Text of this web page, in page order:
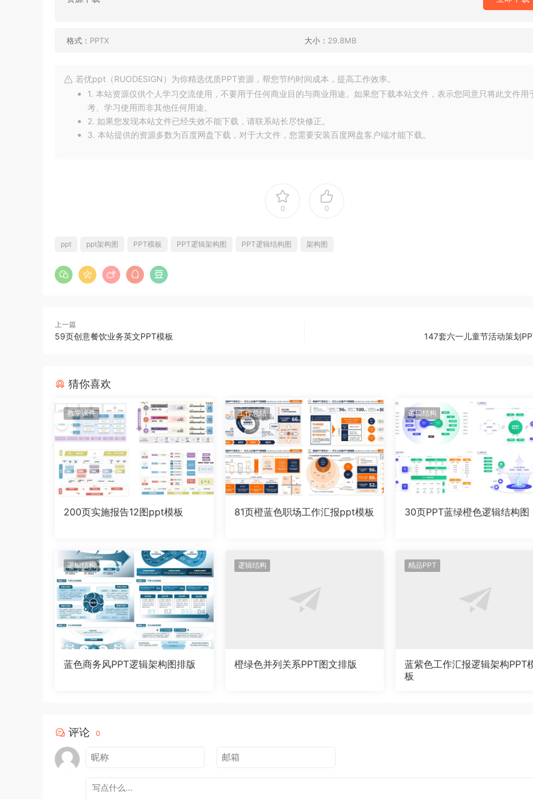
格式： PPTX 大小： 29.8MB
若优ppt（RUODESIGN）为你精选优质PPT资源，帮您节约时间成本，提高工作效率。
1. 本站资源仅供个人学习交流使用，不要用于任何商业目的与商业用途。如果您下载本站文件，表示您同意只将此文件用
考、学习使用而非其他任何用途。
2. 如果您发现本站文件已经失效不能下载，请联系站长尽快修正。
3. 本站提供的资源多数为百度网盘下载，对于大文件，您需要安装百度网盘客户端才能下载。
0 0
ppt ppt架构图 PPT模板 PPT逻辑架构图 PPT逻辑结构图 架构图
上一篇
59页创意餐饮业务英文PPT模板 147套六一儿童节活动策划
猜你喜欢
教学课件
200页实施报告12图ppt模板
工作总结
81页橙蓝色职场工作汇报ppt模板
逻辑结构
30页PPT蓝绿橙色逻辑结构图
逻辑结构
蓝色商务风PPT逻辑架构图排版
逻辑结构
橙绿色并列关系PPT图文排版
精品PPT
蓝紫色工作汇报逻辑架构PPT
板
评论 0